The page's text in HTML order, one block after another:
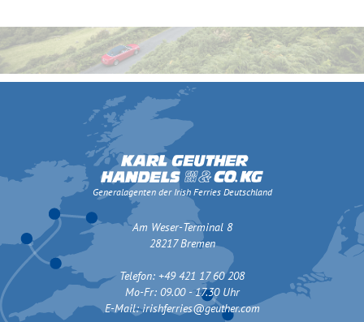
Generalagenten der Irish Ferries Deutschland
Am Weser-Terminal 8
28217 Bremen
Telefon: +49 421 17 60 208
Mo-Fr: 09.00 - 17.30 Uhr
E-Mail:irishferries@geuther.com